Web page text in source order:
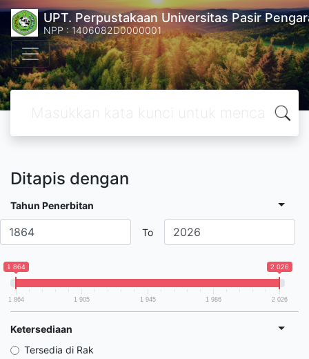
UPT. Perpustakaan Universitas Pasir
NPP : 1406082D0000001
Ditapis dengan
Tahun Penerbitan
To
1 864 2 026
1 864 1 905 1 945 1 986 2 026
Ketersediaan
Tersedia di Rak